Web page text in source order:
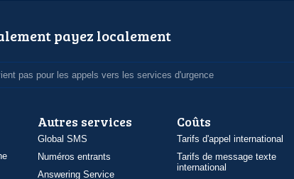
payez localement
pas pour les appels vers les services d'urgence
Autres services
Global SMS
Numéros entrants
Answering Service
Coûts
Tarifs d'appel international
Tarifs de message texte
international